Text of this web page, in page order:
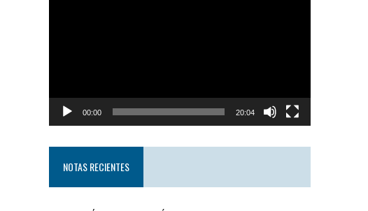
00:00 20:04
NOTAS RECIENTES